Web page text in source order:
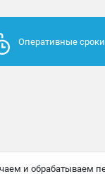
и обрабатываем
Оперативные